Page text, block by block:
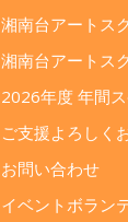
湘南台アートス
湘南台アートス
2026年度 年間
ご支援よろしく
お問い合わせ
イベントボラン